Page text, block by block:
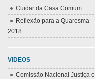
Cuidar da Casa Comum
Reflexão para a Quaresma
2018
VIDEOS
Comissão Nacional Justiça e